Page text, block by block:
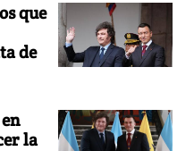
que
de
la